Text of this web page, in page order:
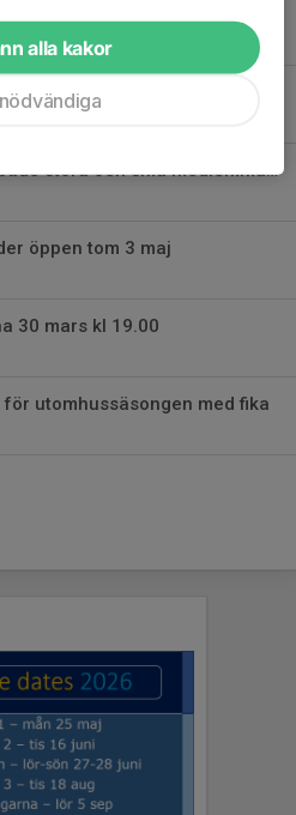
2026
Vingakvällen - för både stora och små medlemmar i IF Vingarna
öppen tom 3 maj
30 mars kl 19.00
utomhussäsongen med fika
alla kakor